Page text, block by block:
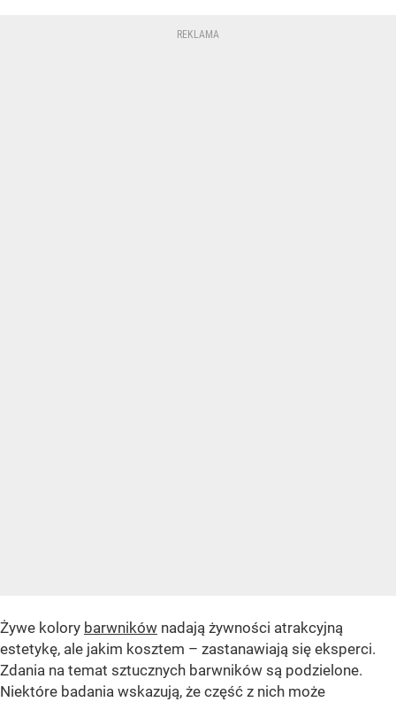
Żywe kolory barwników nadają żywności atrakcyjną
estetykę, ale jakim kosztem – zastanawiają się eksperci.
Zdania na temat sztucznych barwników są podzielone.
Niektóre badania wskazują, że część z nich może